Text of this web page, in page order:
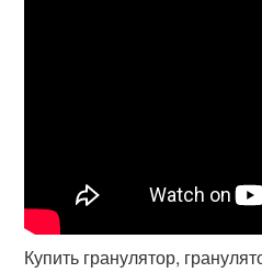
Купить гранулятор,